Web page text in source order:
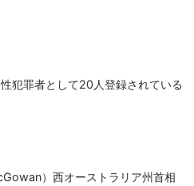
犯罪者として20人登録されている
）西オーストラリア州首相